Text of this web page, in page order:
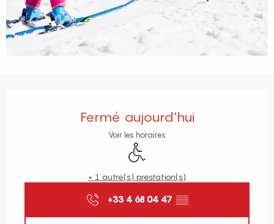
Fermé aujourd'hui
Voir les horaires
Accès handicapés
+ 1 autre(s) prestation(s)
+33 4 68 04 47 ▒▒